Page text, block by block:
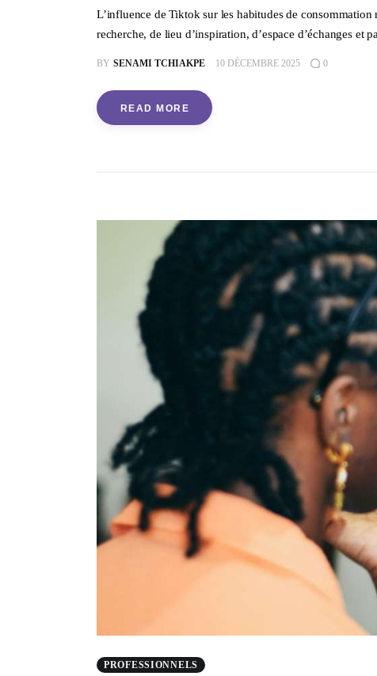
L’influence de Tiktok sur les habitudes de
recherche, de lieu d’inspiration, d’espace d’échanges
BY SENAMI TCHIAKPE 10 DÉCEMBRE 2025 0
READ MORE
PROFESSIONNELS